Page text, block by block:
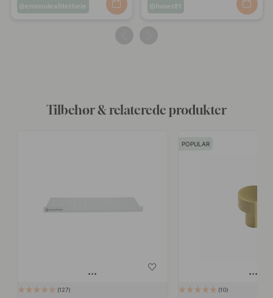
Opslag
ensmuleafdethele
Opslag
huset81
Tilbehør & relaterede produkter
127
POPULAR
10